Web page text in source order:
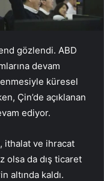
gözlendi. ABD
devam
küresel
Çin’de açıklanan
ediyor.
ithalat ve ihracat
olsa da dış ticaret
altında kaldı.